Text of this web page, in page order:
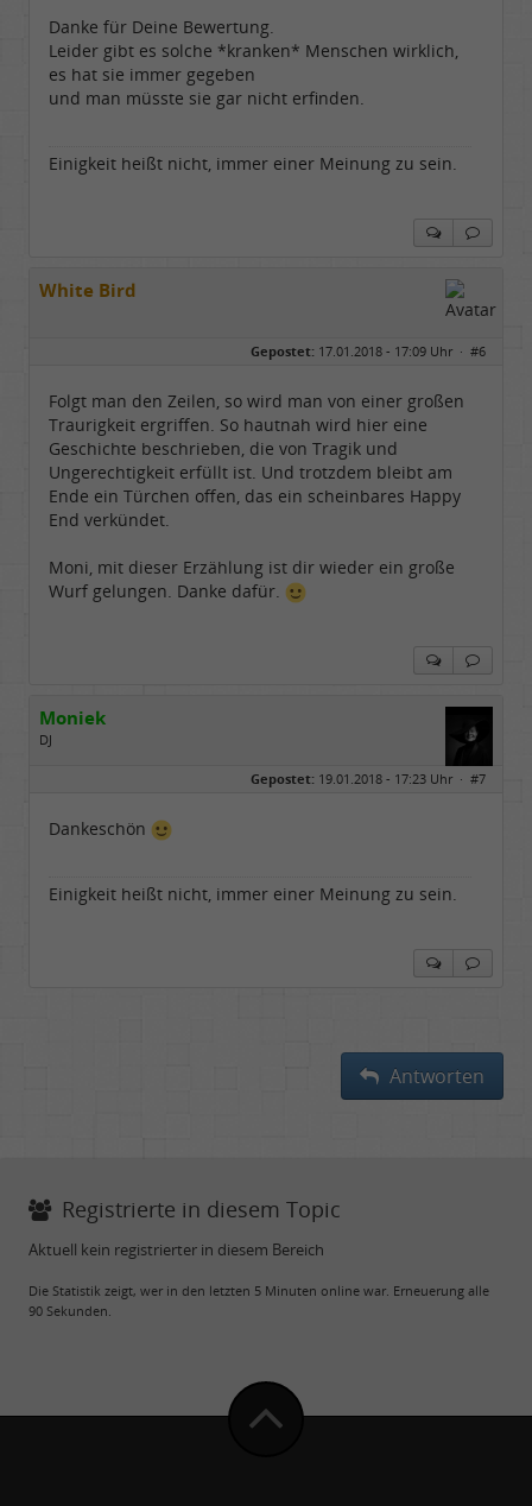
Dabei seit:
07 / 2008
Danke für Deine Bewertung.
Leider gibt es solche *kranken* Menschen wirklich,
es hat sie immer gegeben
und man müsste sie gar nicht erfinden.
Einigkeit heißt nicht, immer einer Meinung zu sein.
White Bird
Gepostet: 17.01.2018 - 17:09 Uhr · #6
Folgt man den Zeilen, so wird man von einer großen
Traurigkeit ergriffen. So hautnah wird hier eine
Geschichte beschrieben, die von Tragik und
Ungerechtigkeit erfüllt ist. Und trotzdem bleibt am
Ende ein Türchen offen, das ein scheinbares Happy
End verkündet.
Moni, mit dieser Erzählung ist dir wieder ein große
Wurf gelungen. Danke dafür.
Moniek
DJ
Dabei seit:
07 / 2008
Gepostet: 19.01.2018 - 17:23 Uhr · #7
Dankeschön
Einigkeit heißt nicht, immer einer Meinung zu sein.
Antworten
Registrierte in diesem Topic
Aktuell kein registrierter in diesem Bereich
Die Statistik zeigt, wer in den letzten 5 Minuten online war. Erneuerung alle
90 Sekunden.